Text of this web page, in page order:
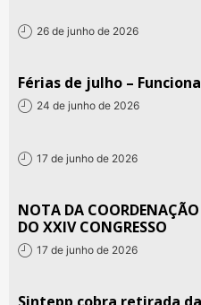
26 de junho de 2026
Férias de julho –
24 de junho de 2026
17 de junho de 2026
NOTA DA
DO XXIV CONGRESSO
17 de junho de 2026